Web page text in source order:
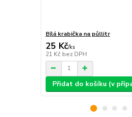
Bílá krabička na půllitr
25 Kč/ks
21 Kč bez DPH
Přidat do košíku (v